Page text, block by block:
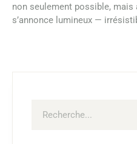
non seulement possible, mais
s’annonce lumineux —